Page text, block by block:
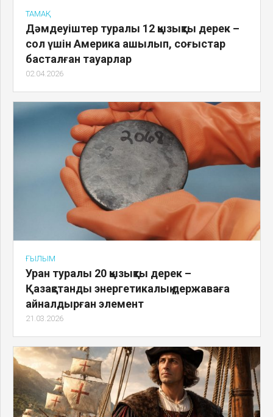
ТАМАҚ
Дәмдеуіштер туралы 12 қызықты дерек –
сол үшін Америка ашылып, соғыстар
басталған тауарлар
02.04.2026
ҒЫЛЫМ
Уран туралы 20 қызықты дерек –
Қазақстанды энергетикалық державаға
айналдырған элемент
21.03.2026